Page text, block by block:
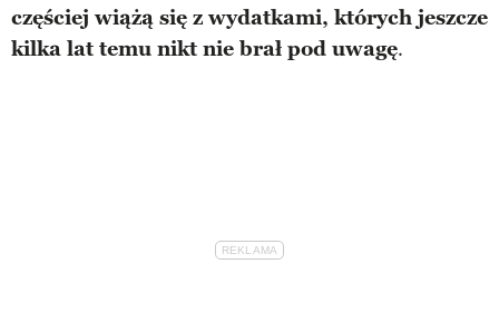
częściej wiążą się z wydatkami, których jeszcze
kilka lat temu nikt nie brał pod uwagę.